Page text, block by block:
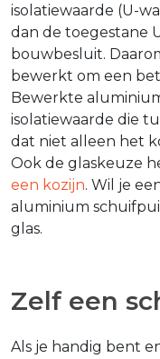
isolatiewaarde (U-
dan de toegestane
bouwbesluit.
bewerkt om een
Bewerkte
isolatiewaarde die
dat niet alleen het
Ook de glaskeuze
een kozijn. Wil je
aluminium
glas.
Zelf een
Als je handig bent